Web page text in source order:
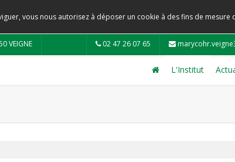
vous nous autorisez à déposer un cookie à des fins de mesure
VEIGNE 02 47 26 07 65
L'Institut